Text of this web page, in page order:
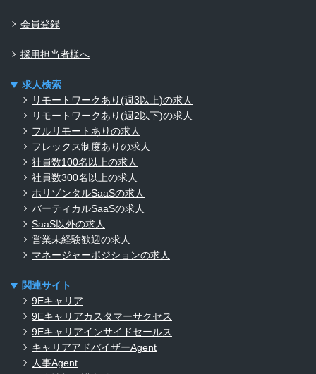
会員登録
採用担当者様へ
求人検索
リモートワークあり(週3以上)の求人
リモートワークあり(週2以下)の求人
フルリモートありの求人
フレックス制度ありの求人
社員数100名以上の求人
社員数300名以上の求人
ホリゾンタルSaaSの求人
バーティカルSaaSの求人
SaaS以外の求人
営業未経験歓迎の求人
マネージャーポジションの求人
関連サイト
9Eキャリア
9Eキャリアカスタマーサクセス
9Eキャリアインサイドセールス
キャリアアドバイザーAgent
人事Agent